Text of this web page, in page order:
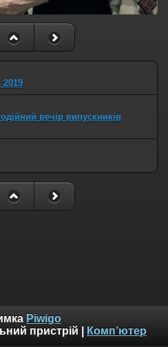
2019
вечір випускників
Piwigo
пристрій Комп’ютер